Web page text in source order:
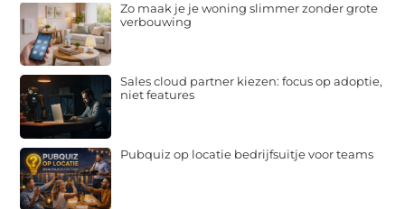
Zo maak je je woning slimmer zonder grote
verbouwing
Sales cloud partner kiezen: focus op adoptie,
niet features
Pubquiz op locatie bedrijfsuitje voor teams